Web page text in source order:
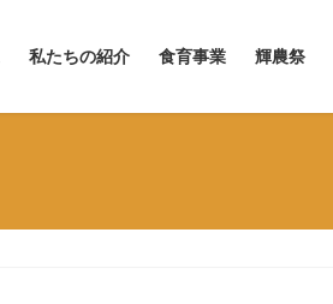
私たちの紹介 食育事業 輝農祭